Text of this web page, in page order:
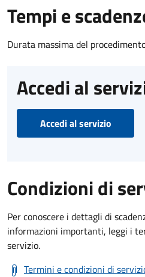
Tempi e
Durata massima del
Accedi al
Accedi al servizio
Condizioni di
Per conoscere i dettagli di
informazioni importanti, leggi i
servizio.
Termini e condizioni di